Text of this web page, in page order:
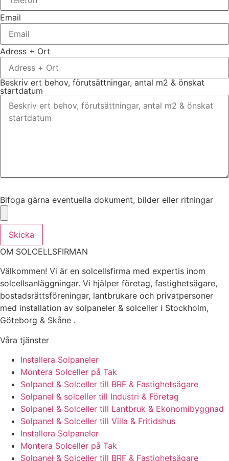
Email
Adress + Ort
Beskriv ert behov, förutsättningar, antal m2 & önskat
startdatum
Bifoga gärna eventuella dokument, bilder eller ritningar
Skicka
OM SOLCELLSFIRMAN
Välkommen! Vi är en solcellsfirma med expertis inom
solcellsanläggningar. Vi hjälper företag, fastighetsägare,
bostadsrättsföreningar, lantbrukare och privatpersoner
med installation av solpaneler & solceller i Stockholm,
Göteborg & Skåne .
Våra tjänster
Installera Solpaneler
Montera Solceller på Tak
Solpanel & Solceller till BRF & Fastighetsägare
Solpanel & solceller till Industri & Företag
Solpanel & Solceller till Lantbruk & Ekonomibyggnad
Solpanel & Solceller till Villa & Fritidshus
Installera Solpaneler
Montera Solceller på Tak
Solpanel & Solceller till BRF & Fastighetsägare